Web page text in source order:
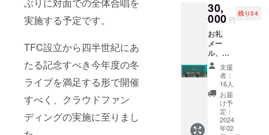
ぶりに対面での全体合唱を
実施する予定です。
TFC設立から四半世紀にあ
たる記念すべき今年度の冬
ライブを満足する形で開催
すべく、クラウドファン
ディングの実施に至りまし
送信
【オリ
ジナル
ライブT
シャ
ツ】
サーク
ル員が
ライブ
当日に
着用す
るTシャ
ツと同
じもの
定公開
のライ
ブ映像
URL】
・内
容：The
First
Cry
Winter
Live
2024
"The
Tale of
Candle
30,
000 円
残り34
お礼
メー
ル、限
定公開
のライ
ブ映像
URL、
オリジ
ナルラ
イブT
シャ
支援
者：
16人
お届
け予
定：
2024
年02